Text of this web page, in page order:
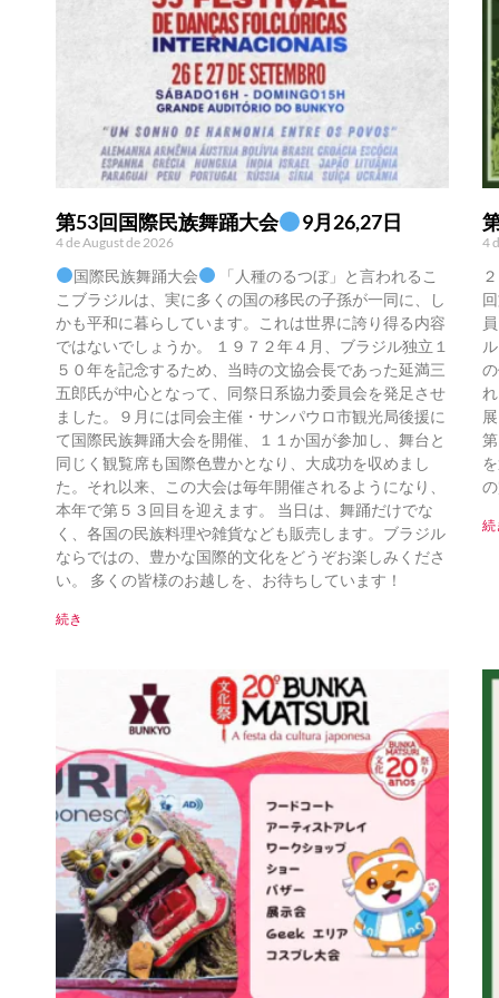
第53回国際民族舞踊大会 9月26,27日
4 de August de 2026
国際民族舞踊大会
「人種のるつぼ」と言われるこ
こブラジルは、実に多くの国の移民の子孫が一同に、し
かも平和に暮らしています。これは世界に誇り得る内容
ではないでしょうか。 １９７２年４月、ブラジル独立１
５０年を記念するため、当時の文協会長であった延満三
五郎氏が中心となって、同祭日系協力委員会を発足させ
ました。９月には同会主催・サンパウロ市観光局後援に
て国際民族舞踊大会を開催、１１か国が参加し、舞台と
同じく観覧席も国際色豊かとなり、大成功を収めまし
た。それ以来、この大会は毎年開催されるようになり、
本年で第５３回目を迎えます。 当日は、舞踊だけでな
く、各国の民族料理や雑貨なども販売します。ブラジル
ならではの、豊かな国際的文化をどうぞお楽しみくださ
い。 多くの皆様のお越しを、お待ちしています！
続き
4
続